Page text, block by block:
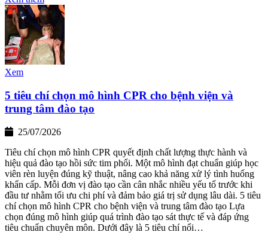
Xem
5 tiêu chí chọn mô hình CPR cho bệnh viện và
trung tâm đào tạo
25/07/2026
Tiêu chí chọn mô hình CPR quyết định chất lượng thực hành và
hiệu quả đào tạo hồi sức tim phổi. Một mô hình đạt chuẩn giúp học
viên rèn luyện đúng kỹ thuật, nâng cao khả năng xử lý tình huống
khẩn cấp. Mỗi đơn vị đào tạo cần cân nhắc nhiều yếu tố trước khi
đầu tư nhằm tối ưu chi phí và đảm bảo giá trị sử dụng lâu dài. 5 tiêu
chí chọn mô hình CPR cho bệnh viện và trung tâm đào tạo Lựa
chọn đúng mô hình giúp quá trình đào tạo sát thực tế và đáp ứng
tiêu chuẩn chuyên môn. Dưới đây là 5 tiêu chí nổi…